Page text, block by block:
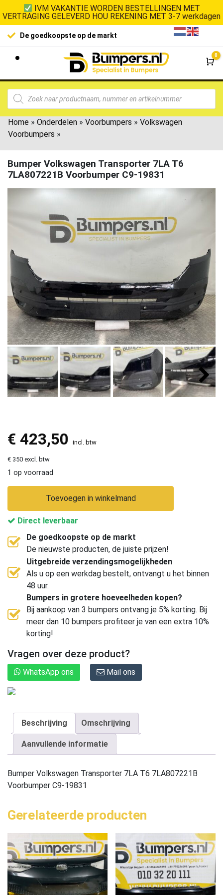
IVM VAKANTIE WORDEN BESTELLINGEN MET
VERTRAGING GELEVERD HOU REKENING MET 3-7 werkdagen
De goedkoopste op de markt
0
Home » Onderdelen » Voorbumpers » Volkswagen
Voorbumpers »
Bumper Volkswagen Transporter 7LA T6
7LA807221B Voorbumper C9-19831
€ 423,50 incl. btw
€ 350 excl. btw
1 op voorraad
Toevoegen in winkelmand
Direct leverbaar
De goedkoopste op de markt
De nieuwste producten, de juiste prijzen!
Uitgebreide verzendingsmogelijkheden
Als u op een werkdag bestelt, ontvangt u het binnen
48 uur.
Bumpers in grotere hoeveelheden kopen?
Bij aankoop van 3 bumpers ontvang je 5% korting. Bij
meer dan 10 bumpers profiteer je van een extra 10%
korting!
Vragen over deze product?
WhatsApp ons Mail ons
Beschrijving Omschrijving
Aanvullende informatie
Bumper Volkswagen Transporter 7LA T6 7LA807221B
Voorbumper C9-19831
Gerelateerde producten